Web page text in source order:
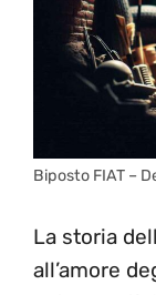
Biposto FIAT –
La storia
all’amore